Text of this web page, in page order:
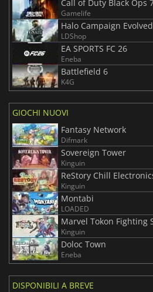
Call of Duty Black Ops
Gamelife
Halo Campaign Evolved
LDShop
EA SPORTS FC 26
Eneba
Battlefield 6
K4G
GIOCHI NUOVI
Fantasy Network
Difmark
Sovereign Tower
Kinguin
ReStory Chill
Kinguin
Montabi
LOADED
Marvel Tokon Fighting
Kinguin
Doloc Town
Eneba
DISPONIBILI A BREVE